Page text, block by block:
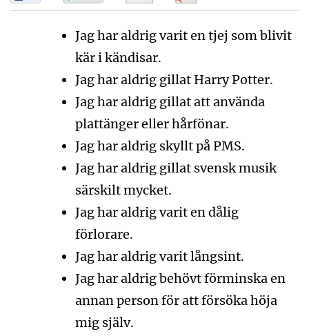
Jag har aldrig varit en tjej som blivit
kär i kändisar.
Jag har aldrig gillat Harry Potter.
Jag har aldrig gillat att använda
plattänger eller hårfönar.
Jag har aldrig skyllt på PMS.
Jag har aldrig gillat svensk musik
särskilt mycket.
Jag har aldrig varit en dålig
förlorare.
Jag har aldrig varit långsint.
Jag har aldrig behövt förminska en
annan person för att försöka höja
mig själv.